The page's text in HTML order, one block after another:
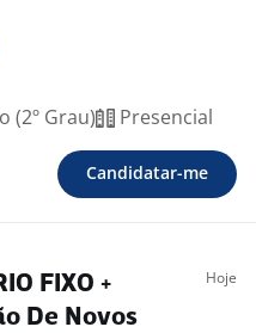
(2º Grau) Presencial
Candidatar-me
FIXO +
De Novos
Hoje